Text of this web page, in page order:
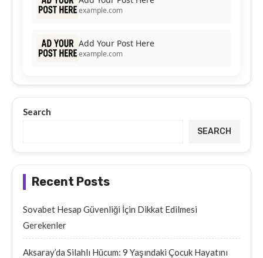
example.com
Add Your Post Here
example.com
Search
SEARCH
Recent Posts
Sovabet Hesap Güvenliği İçin Dikkat Edilmesi
Gerekenler
Aksaray’da Silahlı Hücum: 9 Yaşındaki Çocuk Hayatını